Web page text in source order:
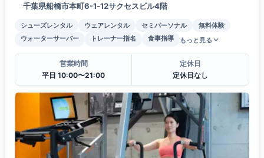
千葉県船橋市本町6-1‐12サクセスビル4階
シューズレンタル ウェアレンタル セミパーソナル
無料体験
ウォーターサーバー
トレーナー指名 食事指導 もっと見る
営業時間
平日 10:00〜21:00
定休日
定休日なし